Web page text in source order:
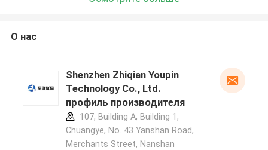
О нас
Shenzhen Zhiqian Youpin
Technology Co., Ltd.
профиль производителя
107, Building A, Building 1,
Chuangye, No. 43 Yanshan Road,
Merchants Street, Nanshan